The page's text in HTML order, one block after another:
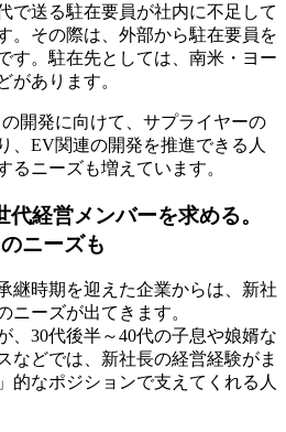
で送る駐在要員が社内に不足して
。その際は、外部から駐在要員を
す。駐在先としては、南米・ヨー
があります。
開発に向けて、サプライヤーの
、EV関連の開発を推進できる人
るニーズも増えています。
経営メンバーを求める。
ニーズも
継時期を迎えた企業からは、新社
ニーズが出てきます。
、30代後半～40代の子息や娘婿な
などでは、新社長の経営経験がま
的なポジションで支えてくれる人